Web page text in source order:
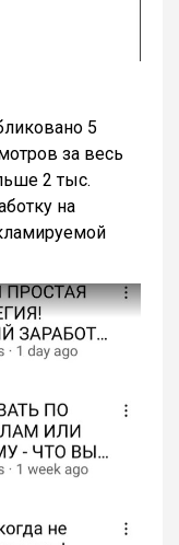
5
за весь
2 тыс.
на